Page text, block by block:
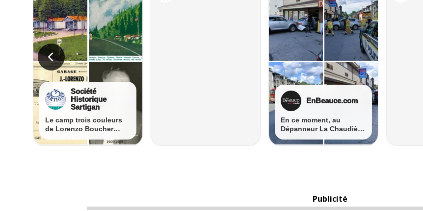
Publicité